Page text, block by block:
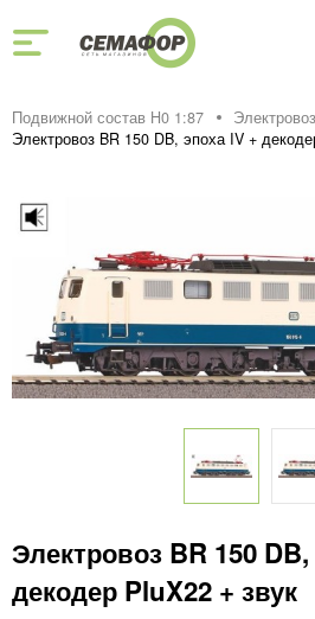
Подвижной состав H0 1:87
Электровоз BR 150 DB, эпоха IV +
Электровоз BR 150
декодер PluX22 + звук